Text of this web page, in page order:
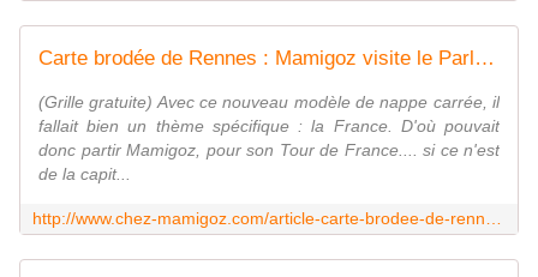
Carte brodée de Rennes : Mamigoz visite le Parlement de Bretagne. - Chez Mamigoz
(Grille gratuite) Avec ce nouveau modèle de nappe carrée, il
fallait bien un thème spécifique : la France. D'où pouvait
donc partir Mamigoz, pour son Tour de France.... si ce n'est
de la capit...